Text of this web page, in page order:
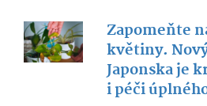
Zapomeňte
květiny.
Japonska je
i péči